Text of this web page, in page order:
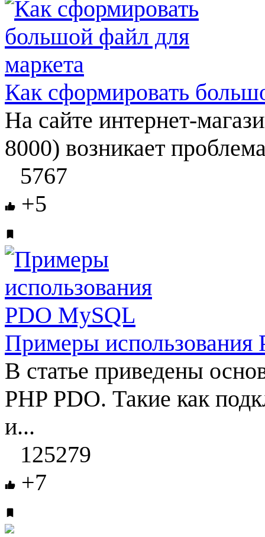
Как сформировать
На сайте интернет-
8000) возникает
5767
+5
Примеры использования
В статье приведены
PHP PDO. Такие как
и...
125279
+7